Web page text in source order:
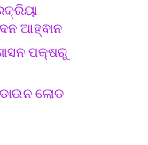
ଆହ୍ଵାନ
ପକ୍ଷରୁ
ଲୋଡ